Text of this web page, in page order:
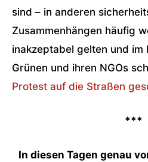
sind – in anderen
Zusammenhängen häufig
inakzeptabel gelten und im
Grünen und ihren NGOs
Protest auf die Straßen
***
In diesen Tagen genau